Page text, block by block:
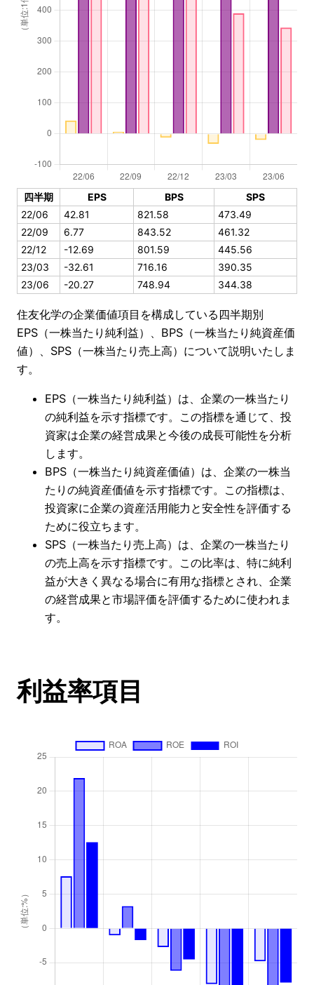
四半期 EPS BPS
SPS
22/06
42.81 821.58
473.49
22/09
6.77 843.52
461.32
22/12
-12.69 801.59
445.56
23/03
-32.61 716.16
390.35
23/06
-20.27 748.94 344.38
住友化学の企業価値項目を構成している四半期別
EPS（一株当たり純利益）、BPS（一株当たり純資産価
値）、SPS（一株当たり売上高）について説明いたしま
す。
EPS（一株当たり純利益）は、企業の一株当たり
の純利益を示す指標です。この指標を通じて、投
資家は企業の経営成果と今後の成長可能性を分析
します。
BPS（一株当たり純資産価値）は、企業の一株当
たりの純資産価値を示す指標です。この指標は、
投資家に企業の資産活用能力と安全性を評価する
ために役立ちます。
SPS（一株当たり売上高）は、企業の一株当たり
の売上高を示す指標です。この比率は、特に純利
益が大きく異なる場合に有用な指標とされ、企業
の経営成果と市場評価を評価するために使われま
す。
利益率項目